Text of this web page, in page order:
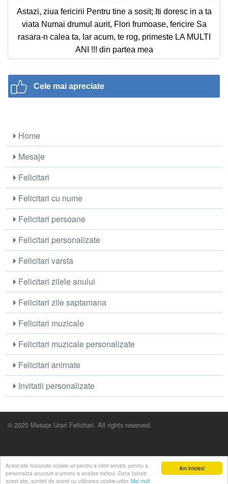
Am inteles!
Acest site foloseste cookie-uri pentru a oferi servicii, pentru a
personaliza anunturi si pentru a analiza traficul. Daca folositi
acest site, sunteti de acord cu utilizarea cookie-urilor. Mai mult
Astazi, ziua fericirii Pentru tine a sosit; Iti doresc in a ta
viata Numai drumul aurit, Flori frumoase, fericire Sa
rasara-n calea ta, Iar acum, te rog, primeste LA MULTI
ANI !!! din partea mea
Cele mai apreciate
Home
Mesaje
Felicitari
Felicitari cu nume
Felicitari persoane
Felicitari personalizate
Felicitari varsta
Felicitari zilele anului
Felicitari zile saptamana
Felicitari muzicale
Felicitari muzicale personalizate
Felicitari animate
Invitatii personalizate
© 2020 Mesaje Urari Felicitari. All rights reserved.